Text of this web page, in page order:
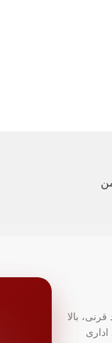
بالا
های اداری